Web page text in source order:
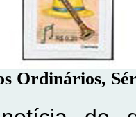
Ordinários,